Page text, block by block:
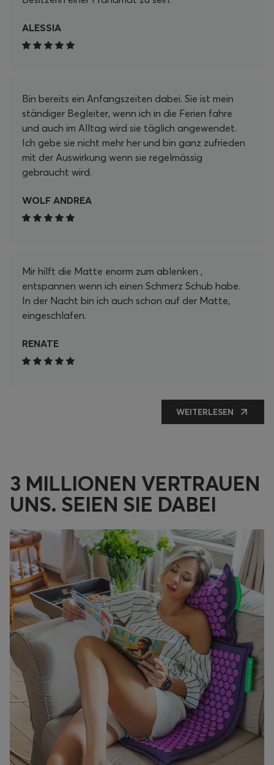
ALESSIA
Bin bereits ein Anfangszeiten dabei. Sie ist mein
ständiger Begleiter, wenn ich in die Ferien fahre
und auch im Alltag wird sie täglich angewendet.
Ich gebe sie nicht mehr her und bin ganz zufrieden
mit der Auswirkung wenn sie regelmässig
gebraucht wird.
WOLF ANDREA
Mir hilft die Matte enorm zum ablenken ,
entspannen wenn ich einen Schmerz Schub habe.
In der Nacht bin ich auch schon auf der Matte,
eingeschlafen.
RENATE
WEITERLESEN
3 MILLIONEN VERTRAUEN
UNS. SEIEN SIE DABEI